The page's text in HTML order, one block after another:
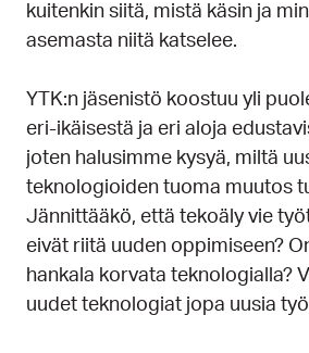
kuitenkin siitä, mistä käsin ja
asemasta niitä katselee.
YTK:n jäsenistö koostuu yli
eri-ikäisestä ja eri aloja
joten halusimme kysyä, miltä
teknologioiden tuoma muutos
Jännittääkö, että tekoäly vie
eivät riitä uuden oppimiseen?
hankala korvata teknologialla?
uudet teknologiat jopa uusia